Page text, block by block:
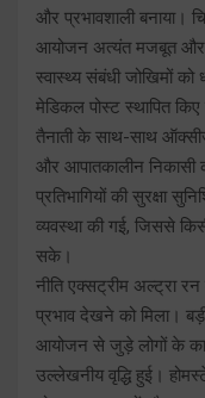
और प्रभावशाली बनाया।
आयोजन अत्यंत मजबूत और
स्वास्थ्य संबंधी जोखिमों
मेडिकल पोस्ट स्थापित
तैनाती के साथ-साथ
और आपातकालीन निकासी
प्रतिभागियों की सुरक्षा
व्यवस्था की गई, जिससे
सके।
नीति एक्सट्रीम अल्ट्रा
प्रभाव देखने को मिला।
आयोजन से जुड़े लोगों के
उल्लेखनीय वृद्धि हुई।